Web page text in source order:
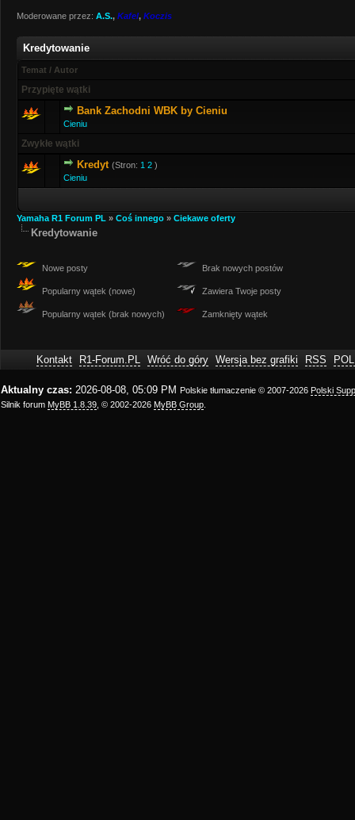
Moderowane przez: A.S., Kafel, Koczis
Kredytowanie
Temat / Autor
Przypięte wątki
Bank Zachodni WBK by Cieniu
Cieniu
Zwykłe wątki
Kredyt (Stron: 1 2 )
Cieniu
Yamaha R1 Forum PL » Coś innego » Ciekawe oferty
Kredytowanie
Nowe posty
Popularny wątek (nowe)
Popularny wątek (brak nowych)
Brak nowych postów
Zawiera Twoje posty
Zamknięty wątek
Kontakt R1-Forum.PL Wróć do góry Wersja bez grafiki RSS
Aktualny czas: 2026-08-08, 05:09 PM Polskie tłumaczenie © 2007-2026 Polski
Silnik forum MyBB 1.8.39 , © 2002-2026 MyBB Group